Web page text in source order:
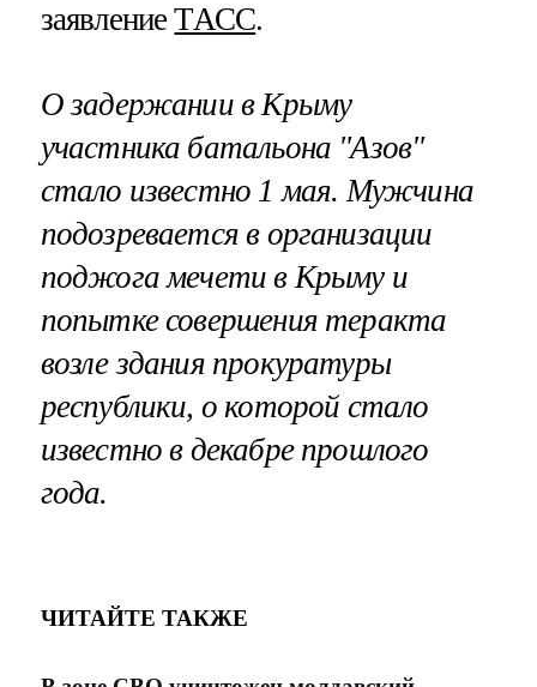
заявлениеТАСС.
О задержании в Крыму
участника батальона "Азов"
стало известно 1 мая. Мужчина
подозревается в организации
поджога мечети в Крыму и
попытке совершения теракта
возле здания прокуратуры
республики, о которой стало
известно в декабре прошлого
года.
ЧИТАЙТЕ ТАКЖЕ